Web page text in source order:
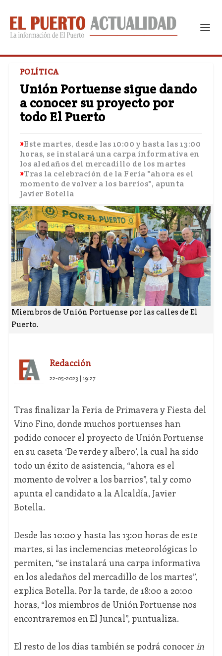
POLÍTICA
Unión Portuense sigue dando
a conocer su proyecto por
todo El Puerto
Este martes, desde las 10:00 y hasta las 13:00
horas, se instalará una carpa informativa en
los aledaños del mercadillo de los martes
Tras la celebración de la Feria "ahora es el
momento de volver a los barrios", apunta
Javier Botella
Miembros de Unión Portuense por las calles de El
Puerto.
Redacción
22-05-2023 | 19:27
Tras finalizar la Feria de Primavera y Fiesta del
Vino Fino, donde muchos portuenses han
podido conocer el proyecto de Unión Portuense
en su caseta ‘De verde y albero’, la cual ha sido
todo un éxito de asistencia, “ahora es el
momento de volver a los barrios”, tal y como
apunta el candidato a la Alcaldía, Javier
Botella.
Desde las 10:00 y hasta las 13:00 horas de este
martes, si las inclemencias meteorológicas lo
permiten, “se instalará una carpa informativa
en los aledaños del mercadillo de los martes”,
explica Botella. Por la tarde, de 18:00 a 20:00
horas, “los miembros de Unión Portuense nos
encontraremos en El Juncal”, puntualiza.
El resto de los días también se podrá conocerin